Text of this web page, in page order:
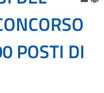
POSTI DI